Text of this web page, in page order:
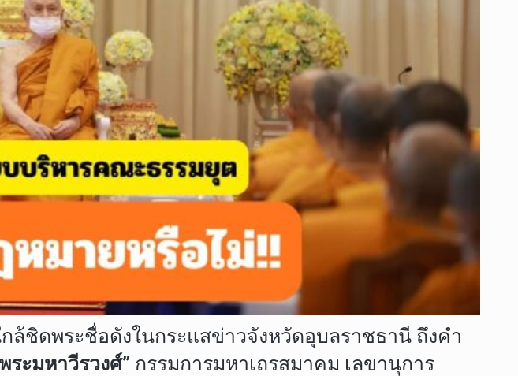
ชิดพระชื่อดังในกระแสข่าวจังหวัดอุบลราชธานี ถึงคำ
ระมหาวีรวงศ์” กรรมการมหาเถรสมาคม เลขานุการ